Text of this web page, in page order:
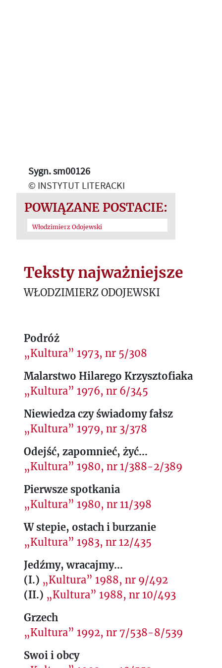
Sygn. sm00126
© INSTYTUT LITERACKI
POWIĄZANE POSTACIE:
Włodzimierz Odojewski
Teksty najważniejsze
WŁODZIMIERZ ODOJEWSKI
Podróż
„Kultura” 1973, nr 5/308
Malarstwo Hilarego Krzysztofiaka
„Kultura” 1976, nr 6/345
Niewiedza czy świadomy fałsz
„Kultura” 1979, nr 3/378
Odejść, zapomnieć, żyć...
„Kultura” 1980, nr 1/388-2/389
Pierwsze spotkania
„Kultura” 1980, nr 11/398
W stepie, ostach i burzanie
„Kultura” 1983, nr 12/435
Jedźmy, wracajmy...
(I.) „Kultura” 1988, nr 9/492
(II.) „Kultura” 1988, nr 10/493
Grzech
„Kultura” 1992, nr 7/538-8/539
Swoi i obcy